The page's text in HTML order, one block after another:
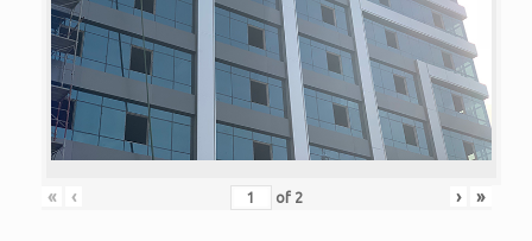
« ‹ of 2 › »